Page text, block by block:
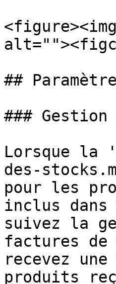
##
### Gestion
Lorsque la
des-
pour les
inclus dans
suivez la
factures
recevez
produits